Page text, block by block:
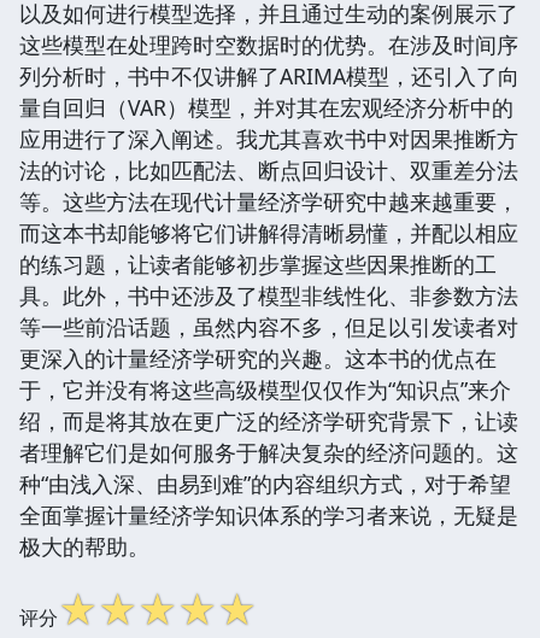
以及如何进行模型选择，并且通过生动的案例展示了
这些模型在处理跨时空数据时的优势。在涉及时间序
列分析时，书中不仅讲解了ARIMA模型，还引入了向
量自回归（VAR）模型，并对其在宏观经济分析中的
应用进行了深入阐述。我尤其喜欢书中对因果推断方
法的讨论，比如匹配法、断点回归设计、双重差分法
等。这些方法在现代计量经济学研究中越来越重要，
而这本书却能够将它们讲解得清晰易懂，并配以相应
的练习题，让读者能够初步掌握这些因果推断的工
具。此外，书中还涉及了模型非线性化、非参数方法
等一些前沿话题，虽然内容不多，但足以引发读者对
更深入的计量经济学研究的兴趣。这本书的优点在
于，它并没有将这些高级模型仅仅作为“知识点”来介
绍，而是将其放在更广泛的经济学研究背景下，让读
者理解它们是如何服务于解决复杂的经济问题的。这
种“由浅入深、由易到难”的内容组织方式，对于希望
全面掌握计量经济学知识体系的学习者来说，无疑是
极大的帮助。
评分☆☆☆☆☆